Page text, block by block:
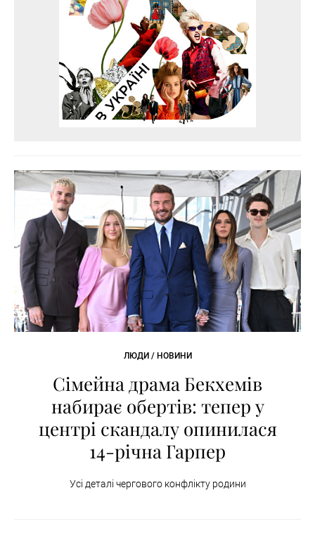
ЛЮДИ / НОВИНИ
Сімейна драма Бекхемів
набирає обертів: тепер у
центрі скандалу опинилася
14-річна Гарпер
Усі деталі чергового конфлікту родини